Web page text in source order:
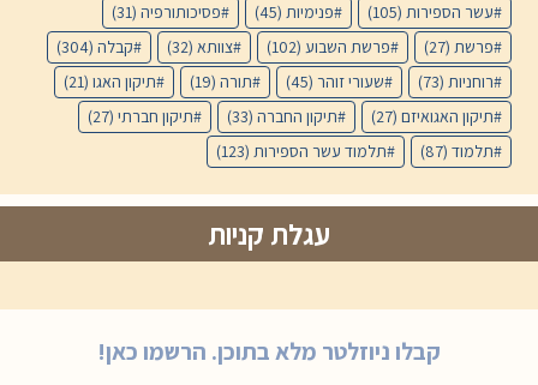
עשר הספירות (105) פנימיות (45) פסיכותורפיה (31)
פרשת (27) פרשת השבוע (102) צוותא (32) קבלה (304)
רוחניות (73) שעורי זוהר (45) תורה (19) תיקון האגו (21)
תיקון האגואיזם (27) תיקון החברה (33) תיקון חברתי (27)
תלמוד (87) תלמוד עשר הספירות (123)
עגלת קניות
קבלו ניוזלטר מלא בתוכן. הרשמו כאן!